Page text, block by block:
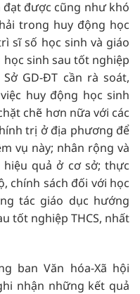
được cũng như khó
trong huy động học
sĩ số học sinh và giáo
sinh sau tốt nghiệp
GD-ĐT cần rà soát,
huy động học sinh
chẽ hơn nữa với các
trị ở địa phương để
vụ này; nhân rộng và
quả ở cơ sở; thực
chính sách đối với học
tác giáo dục hướng
tốt nghiệp THCS, nhất
ban Văn hóa-Xã hội
nhận những kết quả